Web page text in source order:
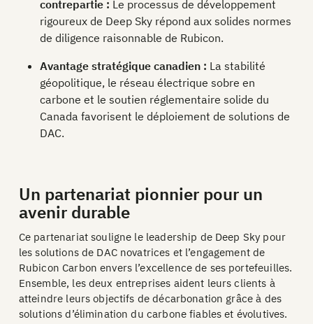
contrepartie : Le processus de développement
rigoureux de Deep Sky répond aux solides normes
de diligence raisonnable de Rubicon.
Avantage stratégique canadien : La stabilité
géopolitique, le réseau électrique sobre en
carbone et le soutien réglementaire solide du
Canada favorisent le déploiement de solutions de
DAC.
Un partenariat pionnier pour un
avenir durable
Ce partenariat souligne le leadership de Deep Sky pour
les solutions de DAC novatrices et l’engagement de
Rubicon Carbon envers l’excellence de ses portefeuilles.
Ensemble, les deux entreprises aident leurs clients à
atteindre leurs objectifs de décarbonation grâce à des
solutions d’élimination du carbone fiables et évolutives.